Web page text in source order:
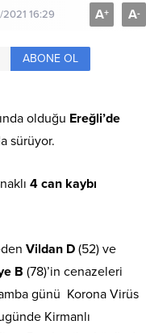
2021 16:29 A+ A-
ABONE OL
olduğu Ereğli’de
sürüyor.
4 can kaybı
Vildan D (52) ve
B (78)’in cenazeleri
günü Korona Virüs
Kirmanlı